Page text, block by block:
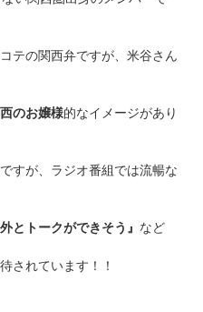
テの関西弁ですが、米谷さん
のお嬢様的なイメージがあり
すが、ラジオ番組では流暢な
とトークができそう』 など
されています！！